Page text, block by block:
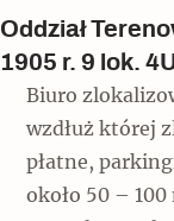
Oddział
1905 r. 9 lok.
Biuro
wzdłuż której
płatne,
około 50 –